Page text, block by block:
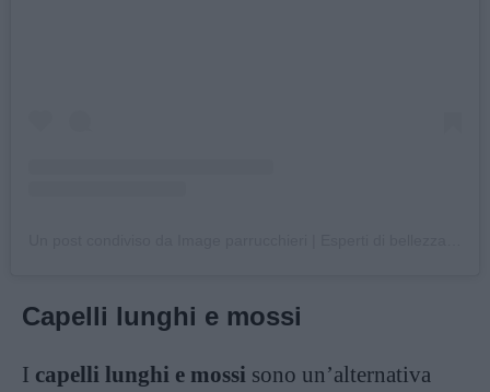
Capelli lunghi e mossi
I capelli lunghi e mossi sono un’alternativa